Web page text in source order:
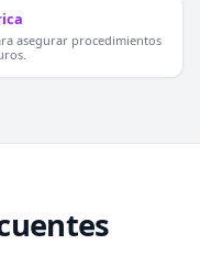
asegurar procedimientos